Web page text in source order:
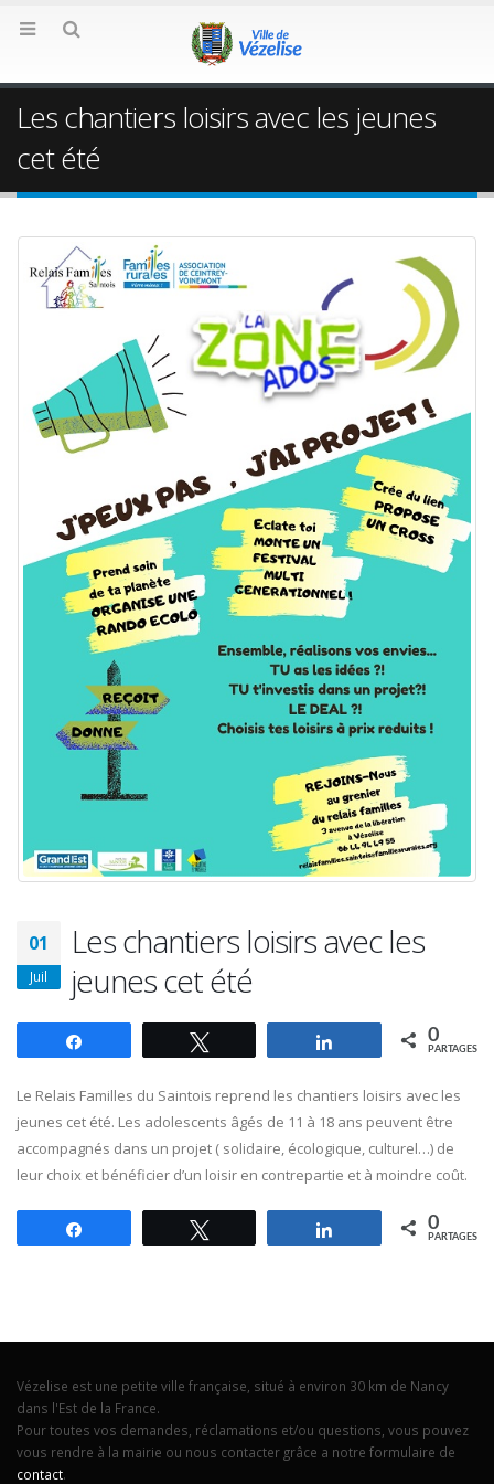
Les chantiers loisirs avec les jeunes
cet été
01
Juil
Les chantiers loisirs avec les
jeunes cet été
Partagez 0
PARTAGES
Le Relais Familles du Saintois reprend les chantiers loisirs avec les
jeunes cet été. Les adolescents âgés de 11 à 18 ans peuvent être
accompagnés dans un projet ( solidaire, écologique, culturel…) de
leur choix et bénéficier d’un loisir en contrepartie et à moindre coût.
Partagez 0
PARTAGES
Vézelise est une petite ville française, situé à environ 30 km de Nancy
dans l'Est de la France.
Pour toutes vos demandes, réclamations et/ou questions, vous pouvez
vous rendre à la mairie ou nous contacter grâce a notre formulaire de
contact.